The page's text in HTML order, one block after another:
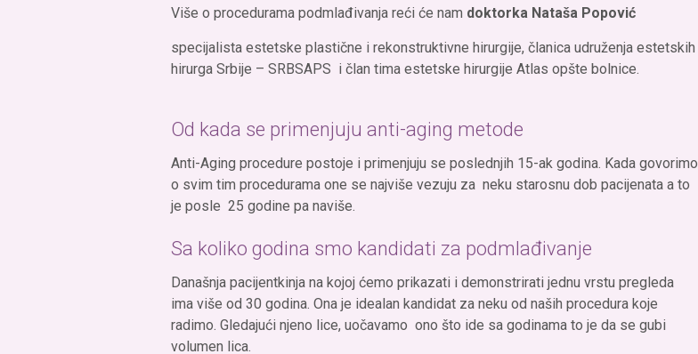
Više o procedurama podmlađivanja reći će nam doktorka Nataša Popović
specijalista estetske plastične i rekonstruktivne hirurgije, članica udruženja estetskih
hirurga Srbije – SRBSAPS i član tima estetske hirurgije Atlas opšte bolnice.
Od kada se primenjuju anti-aging metode
Anti-Aging procedure postoje i primenjuju se poslednjih 15-ak godina. Kada govorimo
o svim tim procedurama one se najviše vezuju za neku starosnu dob pacijenata a to
je posle 25 godine pa naviše.
Sa koliko godina smo kandidati za podmlađivanje
Današnja pacijentkinja na kojoj ćemo prikazati i demonstrirati jednu vrstu pregleda
ima više od 30 godina. Ona je idealan kandidat za neku od naših procedura koje
radimo. Gledajući njeno lice, uočavamo ono što ide sa godinama to je da se gubi
volumen lica.